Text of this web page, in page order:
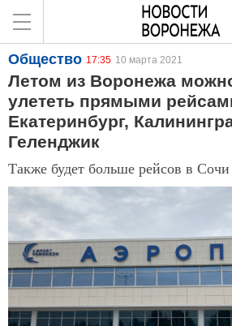
Общество 17:35 10 марта 2021
Летом из Воронежа
улететь прямыми
Екатеринбург,
Геленджик
Также будет больше рейсов в Сочи